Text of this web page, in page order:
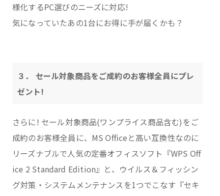
様化するPC選びのニーズに対応!
気になっていたあの1台にお得に手が届くかも？
３． セール対象商品をご成約のお客様全員にプレ
ゼント!
さらに! セール対象商品(ワンプライス商品含む)をご
成約のお客様全員に、MS Officeと高い互換性なのに
リーズナブルで人気の定番オフィスソフト『WPS Off
ice 2 Standard Edition』と、ウイルス＆フィッシン
グ対策・システムメンテナンスを1つでこなす『セキ